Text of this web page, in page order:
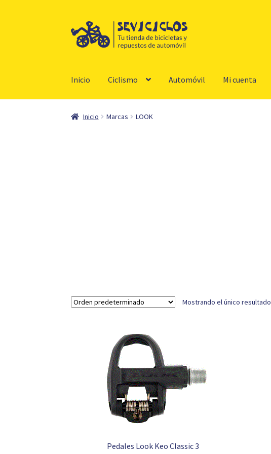
Ir
a
Ir
al
Inicio Ciclismo Automóvil Mi cuenta
Inicio Marcas LOOK
Mostrando el único resultado
Pedales Look Keo Classic 3